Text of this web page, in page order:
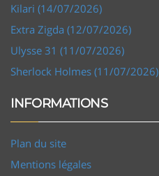
Kilari (14/07/2026)
Extra Zigda (12/07/2026)
Ulysse 31 (11/07/2026)
Sherlock Holmes (11/07/2026)
INFORMATIONS
Plan du site
Mentions légales